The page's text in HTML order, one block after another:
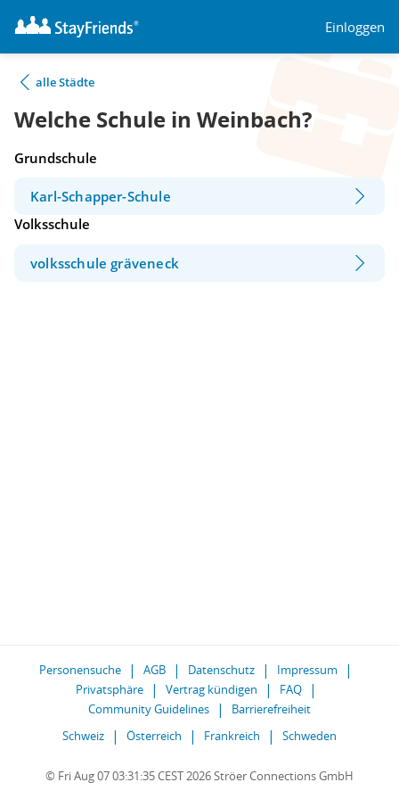
Einloggen
alle Städte
Welche Schule in Weinbach?
Grundschule
Karl-Schapper-Schule
Volksschule
volksschule gräveneck
Personensuche AGB Datenschutz
Impressum
Privatsphäre
Vertrag kündigen
FAQ
Community Guidelines
Barrierefreiheit
Schweiz
Österreich Frankreich Schweden
© Fri Aug 07 03:31:35 CEST 2026 Ströer Connections GmbH